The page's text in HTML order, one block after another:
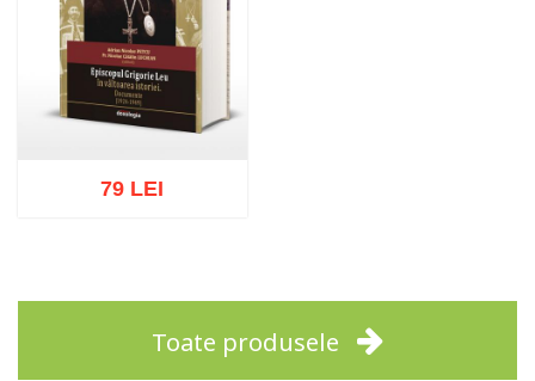
79 LEI
Toate produsele